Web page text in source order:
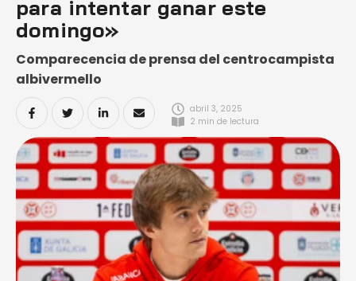
para intentar ganar este
domingo»
Comparecencia de prensa del centrocampista
albivermello
abril 3, 2025
2 min de lectura